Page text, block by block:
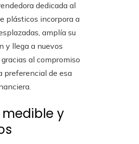
dedicada al
plásticos incorpora a
amplía su
y llega a nuevos
al compromiso
preferencial de esa
y